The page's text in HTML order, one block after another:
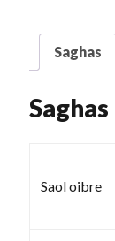
Saghas
Saghas
Saol oibre